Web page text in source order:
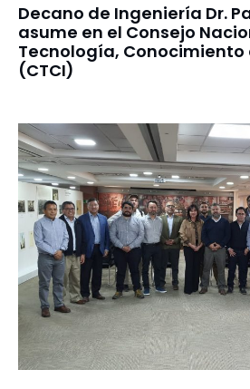
Decano de Ingeniería Dr.
asume en el Consejo
Tecnología, Conocimiento
(CTCI)